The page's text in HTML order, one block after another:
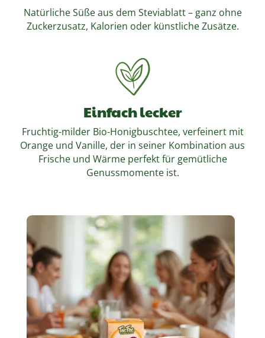
Natürliche Süße aus dem Steviablatt – ganz ohne
Zuckerzusatz, Kalorien oder künstliche Zusätze.
Einfach lecker
Fruchtig-milder Bio-Honigbuschtee, verfeinert mit
Orange und Vanille, der in seiner Kombination aus
Frische und Wärme perfekt für gemütliche
Genussmomente ist.